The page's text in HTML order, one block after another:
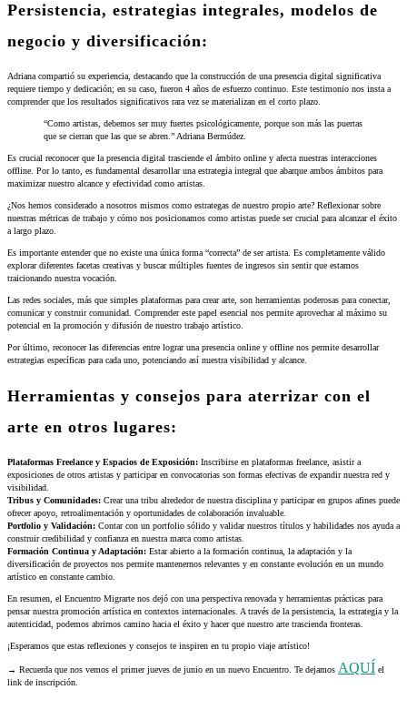
Persistencia, estrategias integrales, modelos de
negocio y diversificación:
Adriana compartió su experiencia, destacando que la construcción de una presencia digital significativa
requiere tiempo y dedicación; en su caso, fueron 4 años de esfuerzo continuo. Este testimonio nos insta a
comprender que los resultados significativos rara vez se materializan en el corto plazo.
“Como artistas, debemos ser muy fuertes psicológicamente, porque son más las puertas
que se cierran que las que se abren.” Adriana Bermúdez.
Es crucial reconocer que la presencia digital trasciende el ámbito online y afecta nuestras interacciones
offline. Por lo tanto, es fundamental desarrollar una estrategia integral que abarque ambos ámbitos para
maximizar nuestro alcance y efectividad como artistas.
¿Nos hemos considerado a nosotros mismos como estrategas de nuestro propio arte? Reflexionar sobre
nuestras métricas de trabajo y cómo nos posicionamos como artistas puede ser crucial para alcanzar el éxito
a largo plazo.
Es importante entender que no existe una única forma “correcta” de ser artista. Es completamente válido
explorar diferentes facetas creativas y buscar múltiples fuentes de ingresos sin sentir que estamos
traicionando nuestra vocación.
Las redes sociales, más que simples plataformas para crear arte, son herramientas poderosas para conectar,
comunicar y construir comunidad. Comprender este papel esencial nos permite aprovechar al máximo su
potencial en la promoción y difusión de nuestro trabajo artístico.
Por último, reconocer las diferencias entre lograr una presencia online y offline nos permite desarrollar
estrategias específicas para cada uno, potenciando así nuestra visibilidad y alcance.
Herramientas y consejos para aterrizar con el
arte en otros lugares:
Plataformas Freelance y Espacios de Exposición: Inscribirse en plataformas freelance, asistir a
exposiciones de otros artistas y participar en convocatorias son formas efectivas de expandir nuestra red y
visibilidad.
Tribus y Comunidades: Crear una tribu alrededor de nuestra disciplina y participar en grupos afines puede
ofrecer apoyo, retroalimentación y oportunidades de colaboración invaluable.
Portfolio y Validación: Contar con un portfolio sólido y validar nuestros títulos y habilidades nos ayuda a
construir credibilidad y confianza en nuestra marca como artistas.
Formación Continua y Adaptación: Estar abierto a la formación continua, la adaptación y la
diversificación de proyectos nos permite mantenernos relevantes y en constante evolución en un mundo
artístico en constante cambio.
En resumen, el Encuentro Migrarte nos dejó con una perspectiva renovada y herramientas prácticas para
pensar nuestra promoción artística en contextos internacionales. A través de la persistencia, la estrategia y la
autenticidad, podemos abrirnos camino hacia el éxito y hacer que nuestro arte trascienda fronteras.
¡Esperamos que estas reflexiones y consejos te inspiren en tu propio viaje artístico!
→ Recuerda que nos vemos el primer jueves de junio en un nuevo Encuentro. Te dejamos AQUÍ el
link de inscripción.